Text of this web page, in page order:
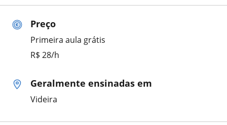
Preço
Primeira aula grátis
R$ 28/h
Geralmente ensinadas em
Videira